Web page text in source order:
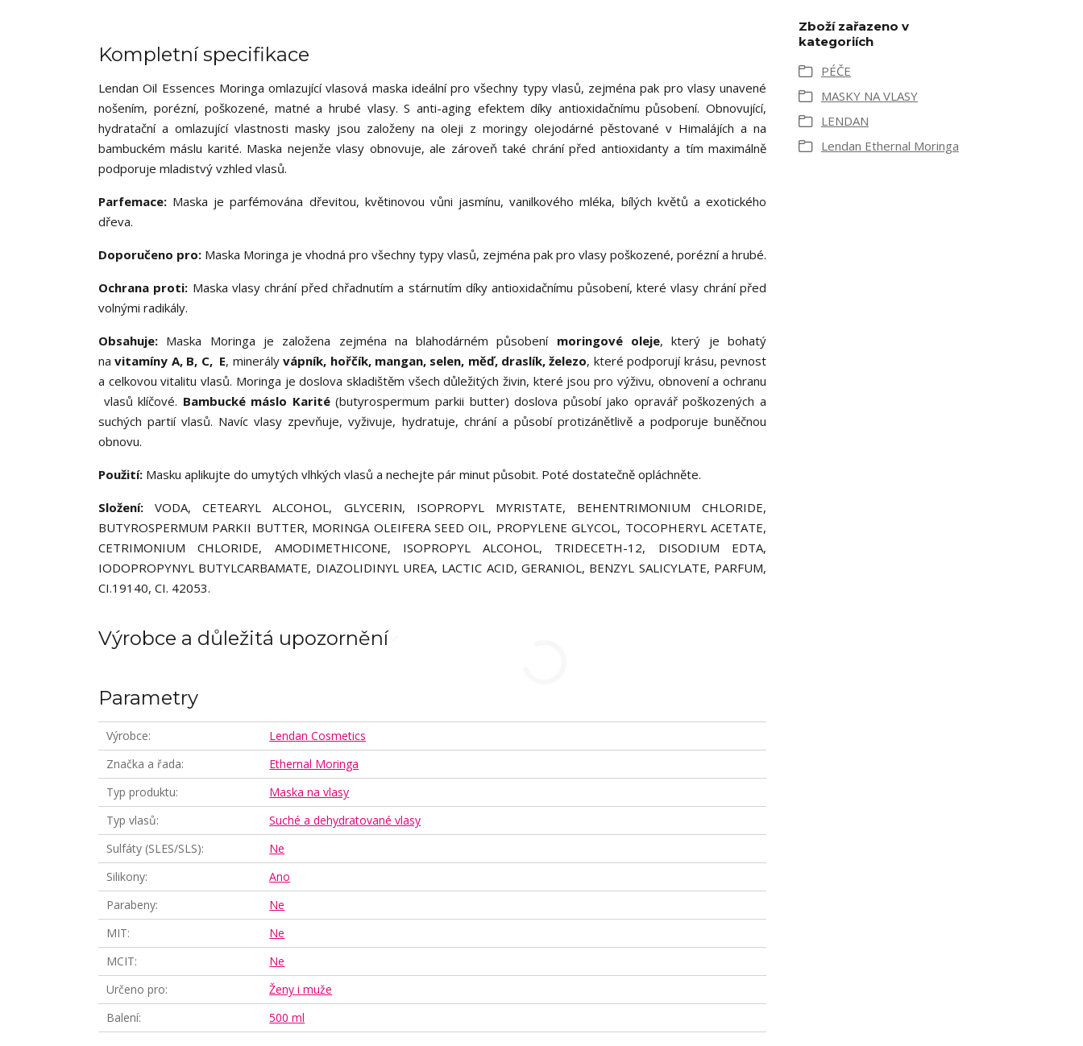
Kompletní specifikace
Lendan Oil Essences Moringa omlazující vlasová maska ideální pro všechny typy vlasů, zejména pak pro vlasy unavené
nošením, porézní, poškozené, matné a hrubé vlasy. S anti-aging efektem díky antioxidačnímu působení. Obnovující,
hydratační a omlazující vlastnosti masky jsou založeny na oleji z moringy olejodárné pěstované v Himalájích a na
bambuckém máslu karité. Maska nejenže vlasy obnovuje, ale zároveň také chrání před antioxidanty a tím maximálně
podporuje mladistvý vzhled vlasů.
Parfemace: Maska je parfémována dřevitou, květinovou vůni jasmínu, vanilkového mléka, bílých květů a exotického
dřeva.
Doporučeno pro: Maska Moringa je vhodná pro všechny typy vlasů, zejména pak pro vlasy poškozené, porézní a hrubé.
Ochrana proti: Maska vlasy chrání před chřadnutím a stárnutím díky antioxidačnímu působení, které vlasy chrání před
volnými radikály.
Obsahuje: Maska Moringa je založena zejména na blahodárném působení moringové oleje, který je bohatý
navitamíny A, B, C, E, minerályvápník, hořčík, mangan, selen, měď, draslík, železo, které podporují krásu, pevnost
a celkovou vitalitu vlasů. Moringa je doslova skladištěm všech důležitých živin, které jsou pro výživu, obnovení a ochranu
vlasů klíčové. Bambucké máslo Karité(butyrospermum parkii butter) doslova působí jako opravář poškozených a
suchých partií vlasů. Navíc vlasy zpevňuje, vyživuje, hydratuje, chrání a působí protizánětlivě a podporuje buněčnou
obnovu.
Použití: Masku aplikujte do umytých vlhkých vlasů a nechejte pár minut působit. Poté dostatečně opláchněte.
Složení: VODA, CETEARYL ALCOHOL, GLYCERIN, ISOPROPYL MYRISTATE, BEHENTRIMONIUM CHLORIDE,
BUTYROSPERMUM PARKII BUTTER, MORINGA OLEIFERA SEED OIL, PROPYLENE GLYCOL, TOCOPHERYL ACETATE,
CETRIMONIUM CHLORIDE, AMODIMETHICONE, ISOPROPYL ALCOHOL, TRIDECETH-12, DISODIUM EDTA,
IODOPROPYNYL BUTYLCARBAMATE, DIAZOLIDINYL UREA, LACTIC ACID, GERANIOL, BENZYL SALICYLATE, PARFUM,
CI.19140, CI. 42053.
Výrobce a důležitá upozornění
Parametry
Výrobce
Lendan Cosmetics
Značka a řada
Ethernal Moringa
Typ produktu
Maska na vlasy
Typ vlasů
Suché a dehydratované vlasy
Sulfáty (SLES/SLS)
Ne
Silikony
Ano
Parabeny
Ne
MIT
Ne
MCIT
Ne
Určeno pro
Ženy i muže
Balení
500 ml
Zboží zařazeno v
kategoriích
PÉČE
MASKY NA VLASY
LENDAN
Lendan Ethernal Moringa